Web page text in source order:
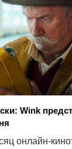
Wink
онлайн-